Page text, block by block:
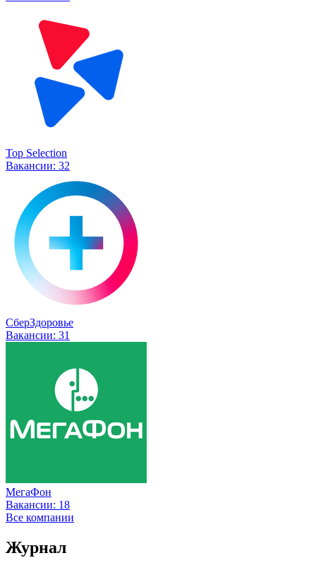
Top Selection
Вакансии: 32
СберЗдоровье
Вакансии: 31
МегаФон
Вакансии: 18
Все компании
Журнал